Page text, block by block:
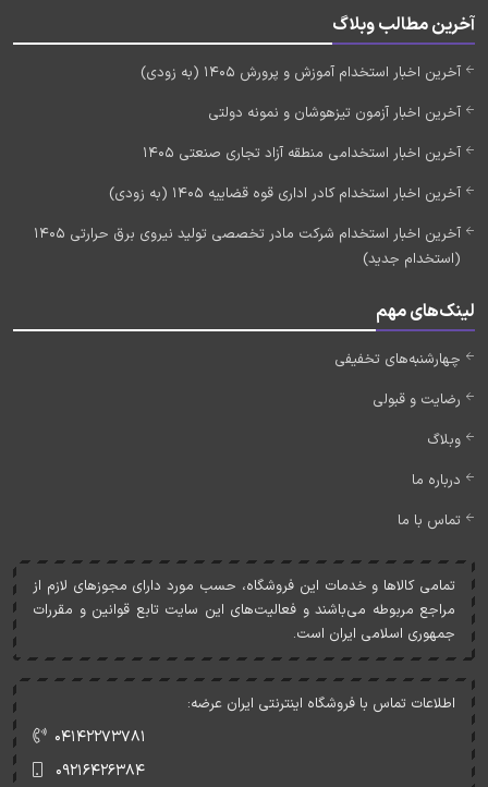
آخرین مطالب وبلاگ
آخرین اخبار استخدام آموزش و پرورش 1405 (به زودی)
آخرین اخبار آزمون تیزهوشان و نمونه دولتی
آخرین اخبار استخدامی منطقه آزاد تجاری صنعتی 1405
آخرین اخبار استخدام کادر اداری قوه قضاییه 1405 (به زودی)
آخرین اخبار استخدام شرکت مادر تخصصی تولید نیروی برق حرارتی 1405
(استخدام جدید)
لینک‌های مهم
چهارشنبه‌های تخفیفی
رضایت و قبولی
وبلاگ
درباره ما
تماس با ما
تمامی کالاها و خدمات اين فروشگاه، حسب مورد دارای مجوزهای لازم از
مراجع مربوطه می‌باشند و فعاليت‌های اين سايت تابع قوانين و مقررات
جمهوری اسلامی ايران است.
اطلاعات تماس با فروشگاه اینترنتی ایران عرضه:
۰۴۱۴۲۲۷۳۷۸۱
۰۹۲۱۶۴۲۶۳۸۴